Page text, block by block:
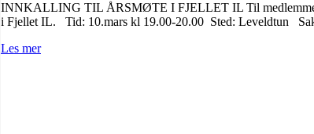
INNKALLING TIL ÅRSMØTE I FJELLET IL Til
i Fjellet IL. Tid: 10.mars kl 19.00-20.00 Sted: Leveldtun
Les mer